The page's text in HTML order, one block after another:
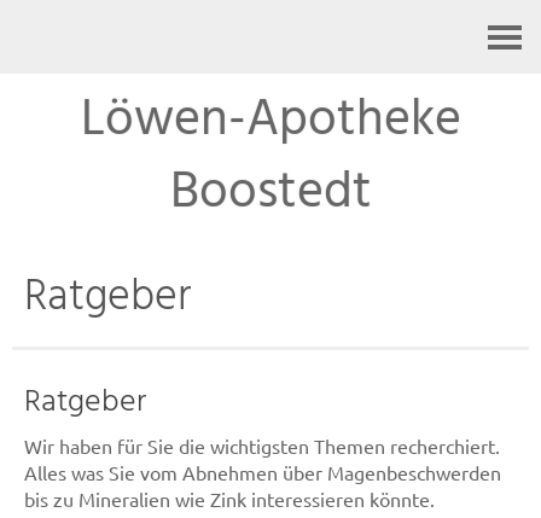
Löwen-Apotheke
Boostedt
Ratgeber
Ratgeber
Wir haben für Sie die wichtigsten Themen recherchiert.
Alles was Sie vom Abnehmen über Magenbeschwerden
bis zu Mineralien wie Zink interessieren könnte.